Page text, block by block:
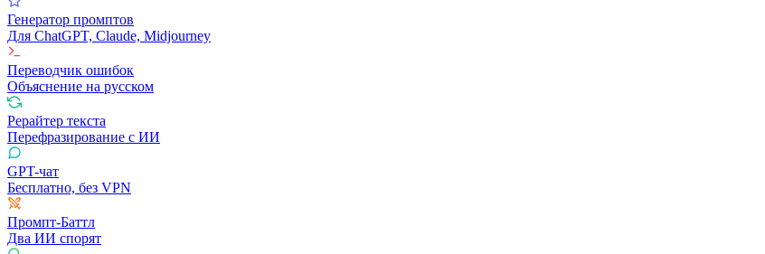
Генератор промптов
Для ChatGPT, Claude, Midjourney
Переводчик ошибок
Объяснение на русском
Рерайтер текста
Перефразирование с ИИ
GPT-чат
Бесплатно, без VPN
Промпт-Баттл
Два ИИ спорят